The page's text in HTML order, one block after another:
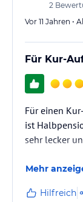
2
Vor 11 Jahren •
Für Kur-
Für einen
ist
sehr lecker
Mehr
Hilfreich